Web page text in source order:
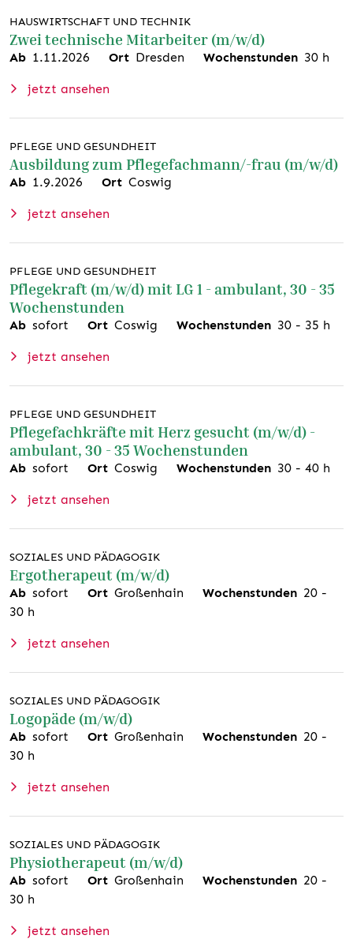
HAUSWIRTSCHAFT UND TECHNIK
Zwei technische Mitarbeiter (m/w/d)
Ab 1.11.2026 Ort Dresden Wochenstunden 30 h
jetzt ansehen
PFLEGE UND GESUNDHEIT
Ausbildung zum Pflegefachmann/-frau (m/w/d)
Ab 1.9.2026 Ort Coswig
jetzt ansehen
PFLEGE UND GESUNDHEIT
Pflegekraft (m/w/d) mit LG 1 - ambulant, 30 - 35
Wochenstunden
Ab sofort Ort Coswig Wochenstunden 30 - 35 h
jetzt ansehen
PFLEGE UND GESUNDHEIT
Pflegefachkräfte mit Herz gesucht (m/w/d) -
ambulant, 30 - 35 Wochenstunden
Ab sofort Ort Coswig Wochenstunden 30 - 40 h
jetzt ansehen
SOZIALES UND PÄDAGOGIK
Ergotherapeut (m/w/d)
Ab sofort Ort Großenhain Wochenstunden 20 -
30 h
jetzt ansehen
SOZIALES UND PÄDAGOGIK
Logopäde (m/w/d)
Ab sofort Ort Großenhain Wochenstunden 20 -
30 h
jetzt ansehen
SOZIALES UND PÄDAGOGIK
Physiotherapeut (m/w/d)
Ab sofort Ort Großenhain Wochenstunden 20 -
30 h
jetzt ansehen